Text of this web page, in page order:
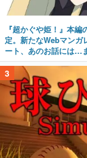
『超かぐや姫！』本
定。新たなWebマンガ
ート、あのお話には…
3